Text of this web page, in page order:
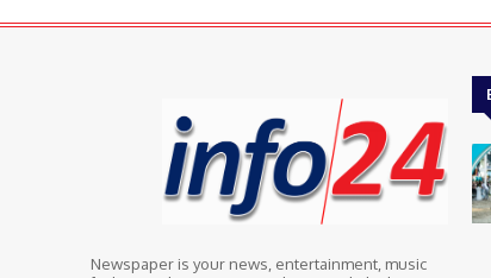
Newspaper is your news, entertainment, music